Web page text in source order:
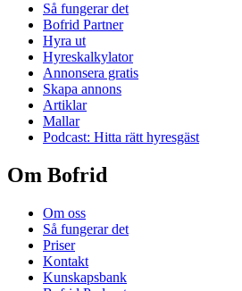
Så fungerar det
Bofrid Partner
Hyra ut
Hyreskalkylator
Annonsera gratis
Skapa annons
Artiklar
Mallar
Podcast: Hitta rätt hyresgäst
Om Bofrid
Om oss
Så fungerar det
Priser
Kontakt
Kunskapsbank